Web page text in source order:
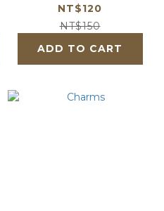
NT$120
NT$150
ADD TO CART